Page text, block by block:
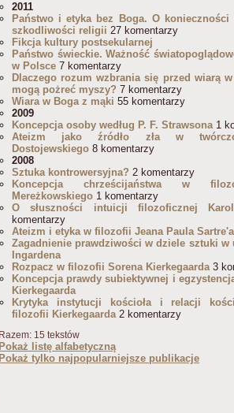
2011
Państwo i etyka bez Boga. O konieczności
szkodliwości religii 27 komentarzy
Fikcja kultury postsekularnej
Państwo świeckie. Ważność
w Polsce 7 komentarzy
Dlaczego rozum wzbrania się przed wiarą
mogą pożreć myszy? 7 komentarzy
Wiara w Boga z mąki 55 komentarzy
2009
Koncepcja osoby według P. F. Strawsona1
Ateizm jako źródło zła w
Dostojewskiego 8 komentarzy
2008
Sztuka kontrowersyjna? 2 komentarzy
Koncepcja chrześcijaństwa w
Mereżkowskiego 1 komentarzy
O słuszności intuicji filozoficznej
komentarzy
Ateizm i etyka w filozofii Jeana Paula Sartre'a
Zagadnienie prawdziwości w dziele sztuki w
Ingardena
Rozpacz w filozofii Sorena Kierkegaarda3
Koncepcja prawdy subiektywnej i
Kierkegaarda
Krytyka instytucji kościoła i relacji
filozofii Kierkegaarda2 komentarzy
Razem: 15 tekstów
Pokaż listę alfabetyczną
Pokaż tylko najpopularniejsze publikacje